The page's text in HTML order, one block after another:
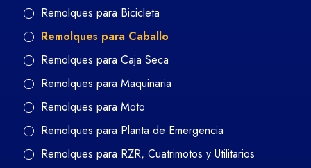
Remolques para Bicicleta
Remolques para Caballo
Remolques para Caja Seca
Remolques para Maquinaria
Remolques para Moto
Remolques para Planta de Emergencia
Remolques para RZR, Cuatrimotos y Utilitarios